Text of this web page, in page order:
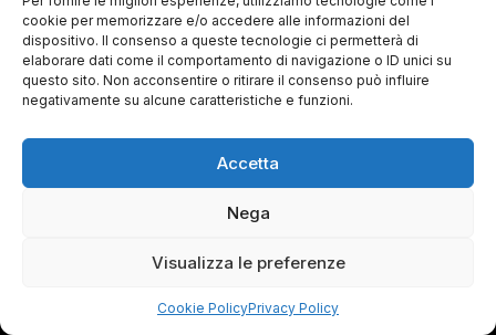
cookie per memorizzare e/o accedere alle informazioni del
dispositivo. Il consenso a queste tecnologie ci permetterà di
elaborare dati come il comportamento di navigazione o ID unici su
questo sito. Non acconsentire o ritirare il consenso può influire
negativamente su alcune caratteristiche e funzioni.
Accetta
Nega
Visualizza le preferenze
Cookie PolicyPrivacy Policy